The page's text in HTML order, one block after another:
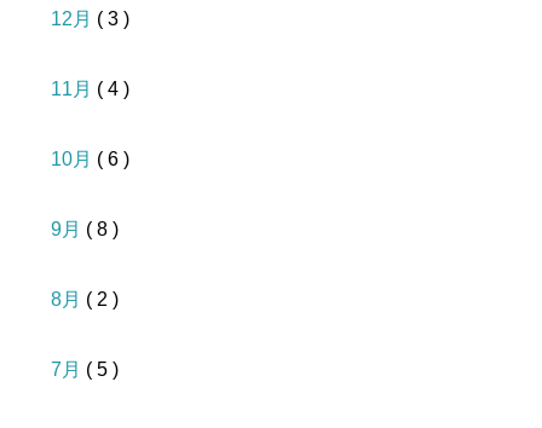
12月 ( 3 )
11月 ( 4 )
10月 ( 6 )
9月 ( 8 )
8月 ( 2 )
7月 ( 5 )